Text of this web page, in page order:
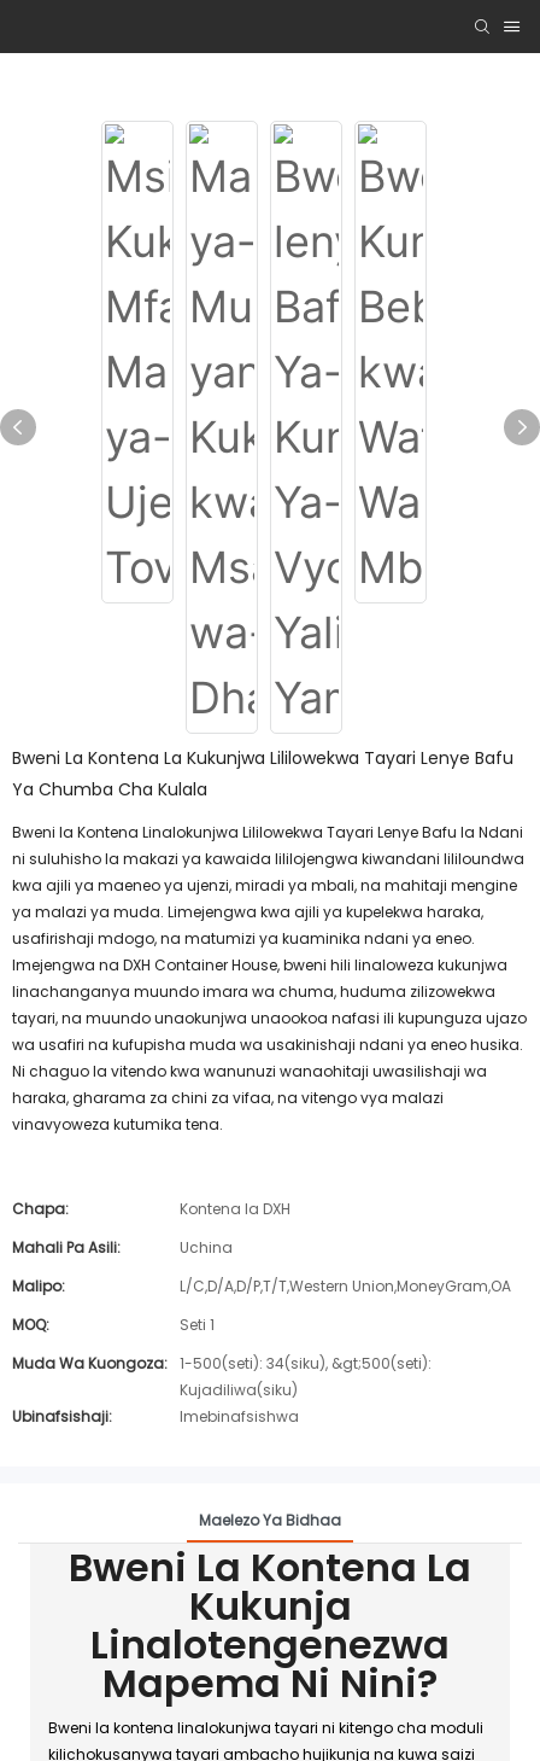
Bweni La Kontena La Kukunjwa Lililowekwa Tayari Lenye Bafu
Ya Chumba Cha Kulala
Bweni la Kontena Linalokunjwa Lililowekwa Tayari Lenye Bafu la Ndani
ni suluhisho la makazi ya kawaida lililojengwa kiwandani lililoundwa
kwa ajili ya maeneo ya ujenzi, miradi ya mbali, na mahitaji mengine
ya malazi ya muda. Limejengwa kwa ajili ya kupelekwa haraka,
usafirishaji mdogo, na matumizi ya kuaminika ndani ya eneo.
Imejengwa na DXH Container House, bweni hili linaloweza kukunjwa
linachanganya muundo imara wa chuma, huduma zilizowekwa
tayari, na muundo unaokunjwa unaookoa nafasi ili kupunguza ujazo
wa usafiri na kufupisha muda wa usakinishaji ndani ya eneo husika.
Ni chaguo la vitendo kwa wanunuzi wanaohitaji uwasilishaji wa
haraka, gharama za chini za vifaa, na vitengo vya malazi
vinavyoweza kutumika tena.
Chapa:
Kontena la DXH
Mahali Pa Asili:
Uchina
Malipo:
L/C,D/A,D/P,T/T,Western Union,MoneyGram,OA
MOQ:
Seti 1
Muda Wa Kuongoza: 1-500(seti): 34(siku), &gt;500(seti):
Kujadiliwa(siku)
Ubinafsishaji:
Imebinafsishwa
Maelezo Ya Bidhaa
Bweni La Kontena La
Kukunja
Linalotengenezwa
Mapema Ni Nini?
Bweni la kontena linalokunjwa tayari ni kitengo cha moduli
kilichokusanywa tayari ambacho hujikunja na kuwa saizi